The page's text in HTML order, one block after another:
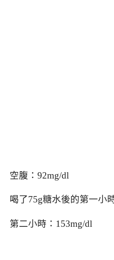
空腹：92mg/dl
喝了75g糖水後的第一小
第二小時：153mg/dl